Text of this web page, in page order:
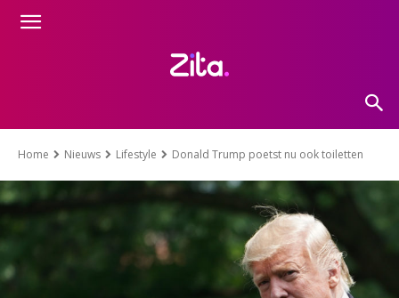
Home Nieuws Lifestyle Donald Trump poetst nu ook toiletten